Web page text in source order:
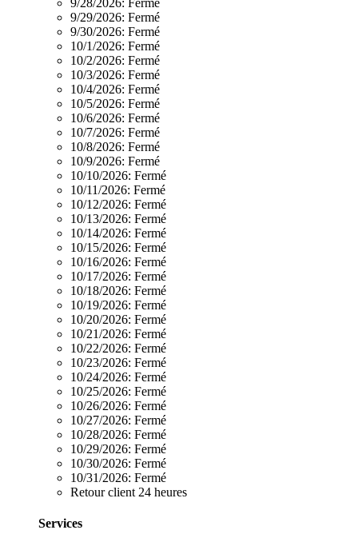
9/28/2026: Fermé
9/29/2026: Fermé
9/30/2026: Fermé
10/1/2026: Fermé
10/2/2026: Fermé
10/3/2026: Fermé
10/4/2026: Fermé
10/5/2026: Fermé
10/6/2026: Fermé
10/7/2026: Fermé
10/8/2026: Fermé
10/9/2026: Fermé
10/10/2026: Fermé
10/11/2026: Fermé
10/12/2026: Fermé
10/13/2026: Fermé
10/14/2026: Fermé
10/15/2026: Fermé
10/16/2026: Fermé
10/17/2026: Fermé
10/18/2026: Fermé
10/19/2026: Fermé
10/20/2026: Fermé
10/21/2026: Fermé
10/22/2026: Fermé
10/23/2026: Fermé
10/24/2026: Fermé
10/25/2026: Fermé
10/26/2026: Fermé
10/27/2026: Fermé
10/28/2026: Fermé
10/29/2026: Fermé
10/30/2026: Fermé
10/31/2026: Fermé
Retour client 24 heures
Services